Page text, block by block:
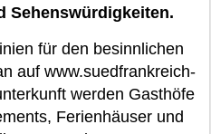
Sehenswürdigkeiten.
für den besinnlichen
auf www.suedfrankreich-
werden Gasthöfe
Ferienhäuser und